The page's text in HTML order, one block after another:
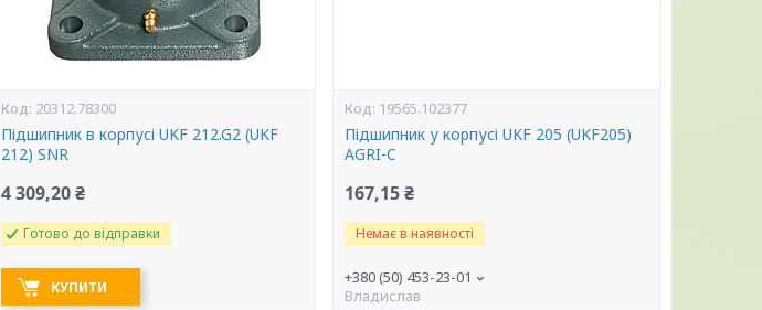
20312.78300
Підшипник в корпусі UKF 212.G2 (UKF
212) SNR
4 309,20 ₴
Готово до відправки
КУПИТИ
19565.102377
Підшипник у корпусі UKF 205 (UKF205)
AGRI-C
167,15 ₴
Немає в наявності
+380 (50) 453-23-01
Владислав